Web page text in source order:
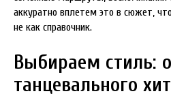
аккуратно вплетем это в сюжет,
не как справочник.
Выбираем стиль:
танцевального